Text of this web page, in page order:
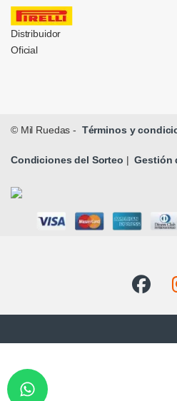
Distribuidor
Oficial
© Mil Ruedas - Términos y
Condiciones del Sorteo | Gestión